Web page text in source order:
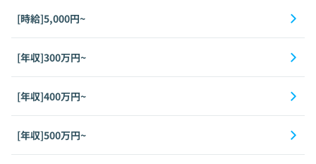
[時給]5,000円~
[年収]300万円~
[年収]400万円~
[年収]500万円~